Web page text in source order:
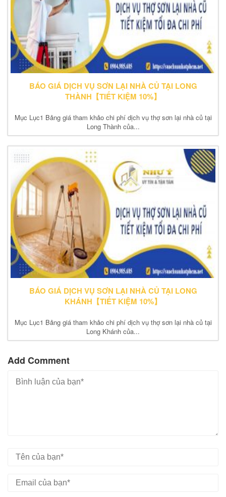
BÁO GIÁ DỊCH VỤ SƠN LẠI NHÀ CỦ TẠI LONG
THÀNH【TIẾT KIỆM 10%】
Mục Lục1 Bảng giá tham khảo chi phí dịch vụ thợ sơn lại nhà củ tại
Long Thành của...
BÁO GIÁ DỊCH VỤ SƠN LẠI NHÀ CỦ TẠI LONG
KHÁNH【TIẾT KIỆM 10%】
Mục Lục1 Bảng giá tham khảo chi phí dịch vụ thợ sơn lại nhà củ tại
Long Khánh của...
Add Comment